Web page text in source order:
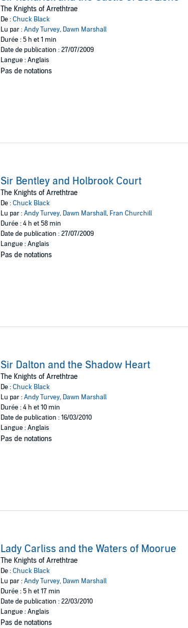
The Knights of Arrethtrae
De :Chuck Black
Lu par :Andy Turvey, Dawn Marshall
Durée : 5 h et 1 min
Date de publication : 27/07/2009
Langue : Anglais
Pas de notations
Sir Bentley and Holbrook Court
The Knights of Arrethtrae
De :Chuck Black
Lu par :Andy Turvey, Dawn Marshall, Fran Churchill
Durée : 4 h et 58 min
Date de publication : 27/07/2009
Langue : Anglais
Pas de notations
Sir Dalton and the Shadow Heart
The Knights of Arrethtrae
De :Chuck Black
Lu par :Andy Turvey, Dawn Marshall
Durée : 4 h et 10 min
Date de publication : 16/03/2010
Langue : Anglais
Pas de notations
Lady Carliss and the Waters of Moorue
The Knights of Arrethtrae
De :Chuck Black
Lu par :Andy Turvey, Dawn Marshall
Durée : 5 h et 17 min
Date de publication : 22/03/2010
Langue : Anglais
Pas de notations